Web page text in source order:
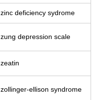
zinc deficiency sydrome
zung depression scale
zeatin
zollinger-ellison syndrome